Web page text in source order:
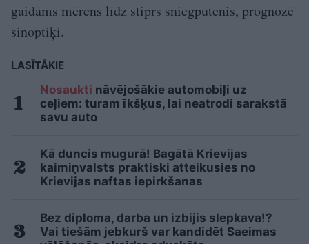
gaidāms mērens līdz stiprs sniegputenis, prognozē
sinoptiķi.
LASĪTĀKIE
Nosaukti nāvējošākie automobiļi uz
ceļiem: turam īkšķus, lai neatrodi sarakstā
savu auto
Kā duncis mugurā! Bagātā Krievijas
kaimiņvalsts praktiski atteikusies no
Krievijas naftas iepirkšanas
Bez diploma, darba un izbijis slepkava!?
Vai tiešām jebkurš var kandidēt Saeimas